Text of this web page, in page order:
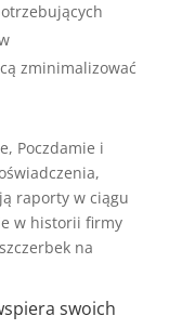
zminimalizować
Poczdamie i
raporty w ciągu
w historii firmy
na
swoich